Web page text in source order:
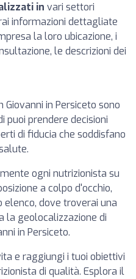
in vari settori
informazioni dettagliate
la loro ubicazione, i
le descrizioni dei
Giovanni in Persiceto sono
puoi prendere decisioni
di fiducia che soddisfano
ogni nutrizionista su
a colpo d'occhio,
dove troverai una
la geolocalizzazione di
in Persiceto.
e raggiungi i tuoi obiettivi
di qualità. Esplora il